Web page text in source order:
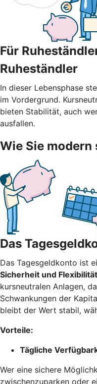
Für
Ruheständler
In dieser Lebensphase
im Vordergrund.
bieten Stabilität, auch
ausfallen.
Wie Sie modern
Das
Das Tagesgeldkonto ist
Sicherheit und
kursneutralen Anlagen,
Schwankungen der
bleibt der Wert stabil,
Vorteile:
Tägliche
Wer eine sichere
zwischenzuparken oder